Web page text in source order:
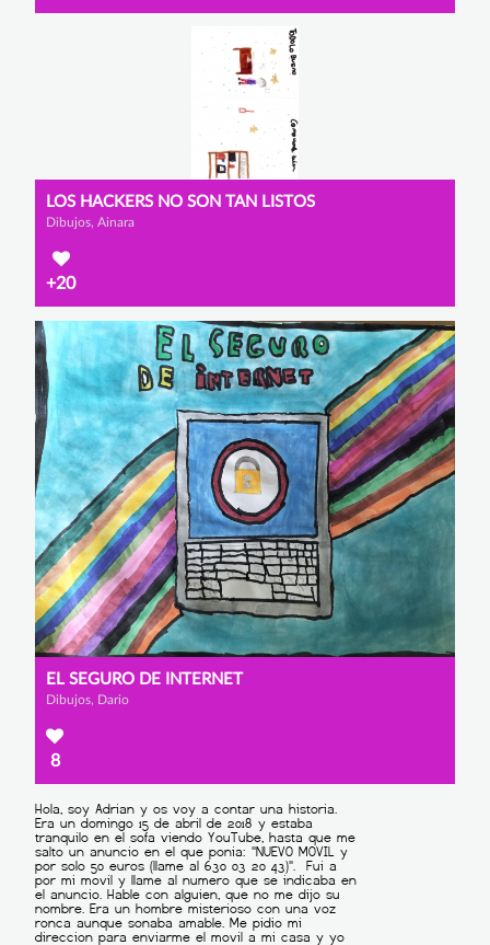
LOS HACKERS NO SON TAN LISTOS
Dibujos, Ainara
+20
EL SEGURO DE INTERNET
Dibujos, Dario
8